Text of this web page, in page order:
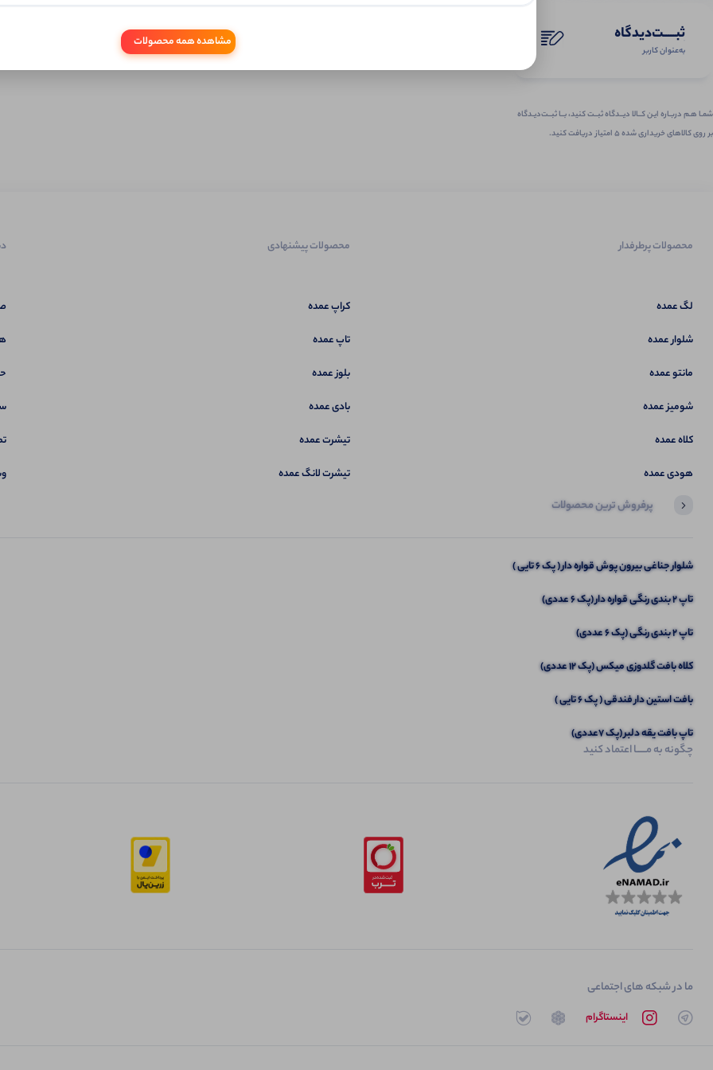
ثبـــــت‌دیدگاه
به‌عنوان کاربر
شمـا هـم دربـاره ایـن کــالا دیــدگاه ثبــت کنید، بــا ثبــت‌دیـدگاه
بر روی کالاهای خریداری شده ۵ امتیاز دریافت کنید.
محصولات پرطرفدار
لگ عمده
شلوار عمده
مانتو عمده
شومیز عمده
کلاه عمده
هودی عمده
محصولات پیشنهادی
کراپ عمده
تاپ عمده
بلوز عمده
بادی عمده
تیشرت عمده
تیشرت لانگ عمده
پرفروش ترین محصولات
آخرین محصولاتی که بازدید کردید
شلوار جناغی بیرون پوش قواره دار ( پک 6 تایی )
تاپ ۲ بندی رنگی قواره دار (پک 6 عددی)
تاپ 2 بندی رنگی (پک 6 عددی)
کلاه بافت گلدوزی میکس (پک 12 عددی)
بافت استین دار فندقی ( پک 6 تایی )
تاپ بافت یقه دلبر (پک 7عددی)
شومیز الیزه مدل اسپانیش (پک 3 عددی)
چگونه به مــــــا اعتماد کنید
ما در شبکه های اجتماعی
تلگرام اینستاگرام روبیکا بله
مشاهده همه محصولات